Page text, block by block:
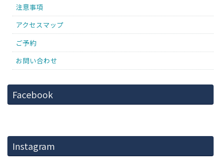
注意事項
アクセスマップ
ご予約
お問い合わせ
Facebook
Instagram